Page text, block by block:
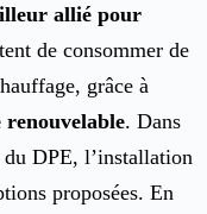
allié pour
de consommer de
grâce à
renouvelable. Dans
DPE, l’installation
proposées. En